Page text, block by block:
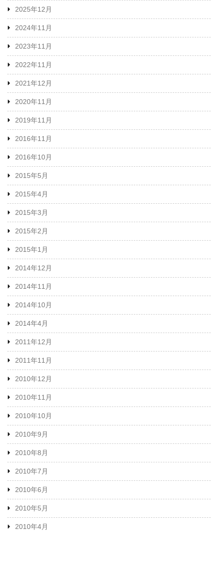
2025年12月
2024年11月
2023年11月
2022年11月
2021年12月
2020年11月
2019年11月
2016年11月
2016年10月
2015年5月
2015年4月
2015年3月
2015年2月
2015年1月
2014年12月
2014年11月
2014年10月
2014年4月
2011年12月
2011年11月
2010年12月
2010年11月
2010年10月
2010年9月
2010年8月
2010年7月
2010年6月
2010年5月
2010年4月